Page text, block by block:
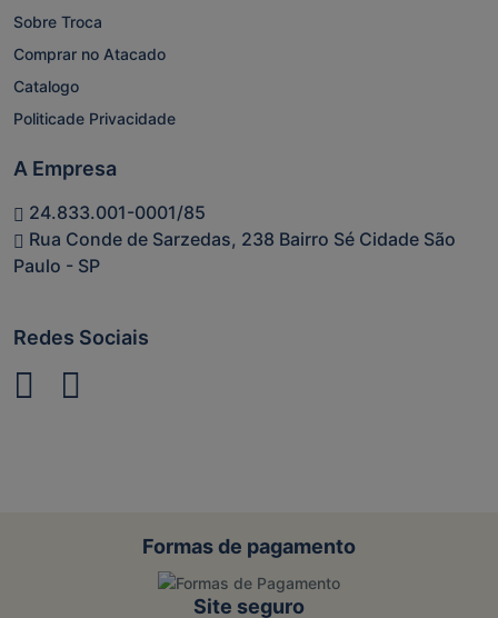
Sobre Troca
Comprar no Atacado
Catalogo
Politicade Privacidade
A Empresa
24.833.001-0001/85
Rua Conde de Sarzedas, 238 Bairro Sé Cidade São
Paulo - SP
Redes Sociais
Formas de pagamento
Site seguro